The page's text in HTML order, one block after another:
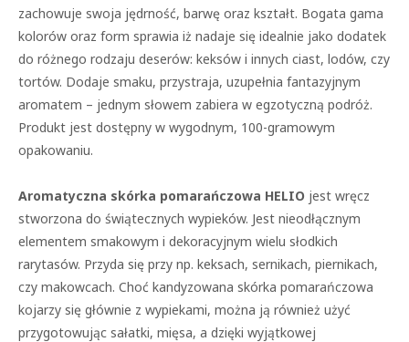
zachowuje swoja jędrność, barwę oraz kształt. Bogata gama
kolorów oraz form sprawia iż nadaje się idealnie jako dodatek
do różnego rodzaju deserów: keksów i innych ciast, lodów, czy
tortów. Dodaje smaku, przystraja, uzupełnia fantazyjnym
aromatem – jednym słowem zabiera w egzotyczną podróż.
Produkt jest dostępny w wygodnym, 100-gramowym
opakowaniu.
Aromatyczna skórka pomarańczowa HELIO jest wręcz
stworzona do świątecznych wypieków. Jest nieodłącznym
elementem smakowym i dekoracyjnym wielu słodkich
rarytasów. Przyda się przy np. keksach, sernikach, piernikach,
czy makowcach. Choć kandyzowana skórka pomarańczowa
kojarzy się głównie z wypiekami, można ją również użyć
przygotowując sałatki, mięsa, a dzięki wyjątkowej